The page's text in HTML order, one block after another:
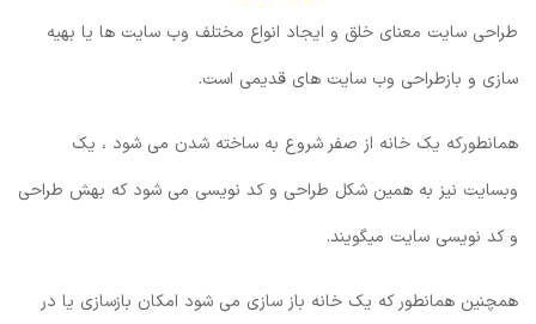
طراحی سایت معنای خلق و ایجاد انواع مختلف وب سایت ها یا بهیه
سازی و بازطراحی وب سایت های قدیمی است.
همانطورکه یک خانه از صفر شروع به ساخته شدن می شود ، یک
وبسایت نیز به همین شکل طراحی و کد نویسی می شود که بهش طراحی
و کد نویسی سایت میگویند.
همچنین همانطور که یک خانه باز سازی می شود امکان بازسازی یا در